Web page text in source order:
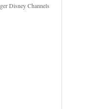
Disney Channels